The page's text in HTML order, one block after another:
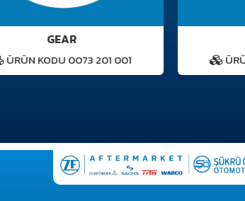
GEAR
ÜRÜN KODU 0073 201 001